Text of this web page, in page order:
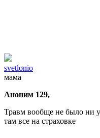
svetlonio
мама
Аноним 129,
Травм вообще не было ни
там все на страховке